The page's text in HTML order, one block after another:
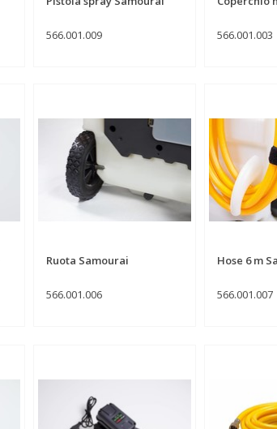
566.001.009 566.001.003
Ruota Samourai
566.001.006
Hose 6 m
566.001.007